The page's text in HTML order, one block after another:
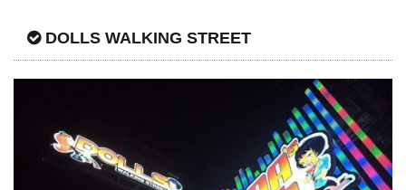
DOLLS WALKING STREET